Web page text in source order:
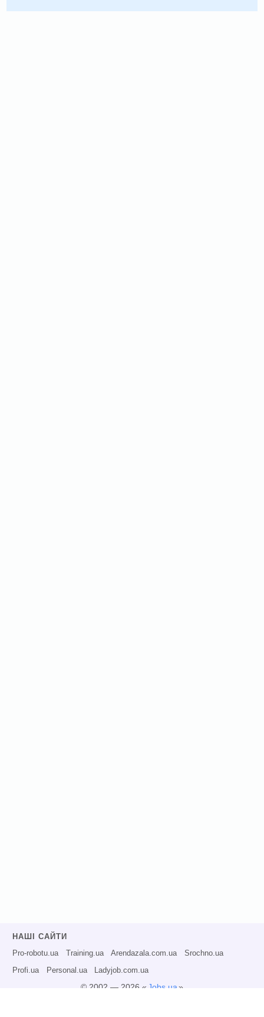
НАШІ САЙТИ
Pro-robotu.ua Training.ua Arendazala.com.ua Srochno.ua
Profi.ua Personal.ua Ladyjob.com.ua
© 2002 — 2026 « Jobs.ua»